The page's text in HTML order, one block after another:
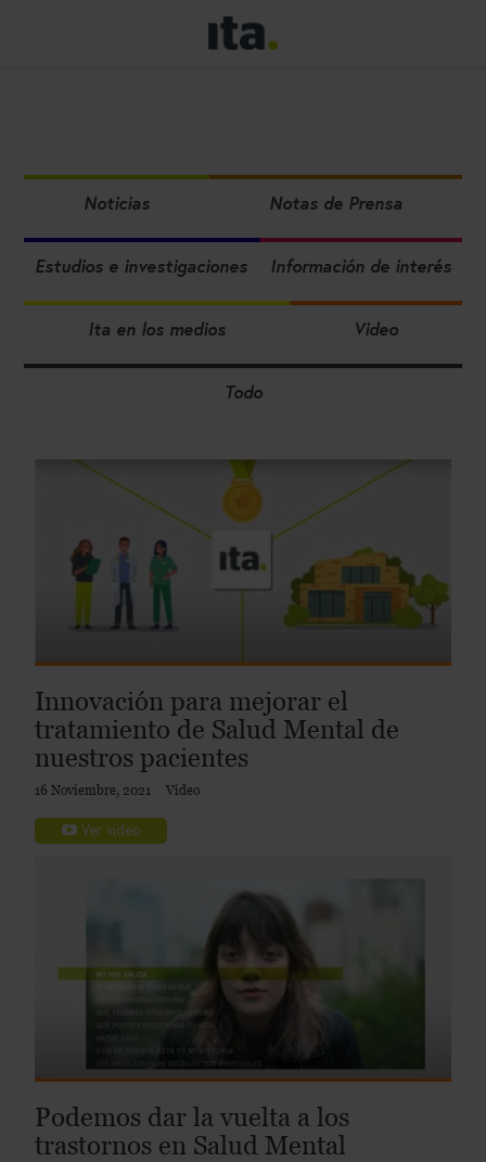
Noticias Notas de Prensa
Estudios e investigaciones Información de interés
Ita en los medios Video
Todo
Innovación para mejorar el
tratamiento de Salud Mental de
nuestros pacientes
16 Noviembre, 2021 Video
Ver video
Podemos dar la vuelta a los
trastornos en Salud Mental